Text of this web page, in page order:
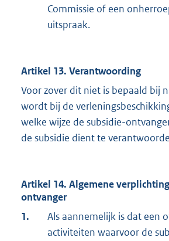
Commissie of een
uitspraak.
Artikel 13. Verantwoording
Voor zover dit niet is bepaald bij
wordt bij de
welke wijze de subsidie-
de subsidie dient te
Artikel 14. Algemene
ontvanger
1.
Als aannemelijk is dat een
activiteiten waarvoor de